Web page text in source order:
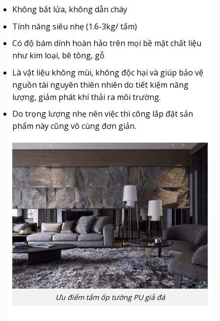
Không bắt lửa, không dẫn cháy
Tính năng siêu nhẹ (1.6-3kg/ tấm)
Có độ bám dính hoàn hảo trên mọi bề mặt chất liệu
như kim loại, bê tông, gỗ
Là vật liệu không mùi, không độc hại và giúp bảo vệ
nguồn tài nguyên thiên nhiên do tiết kiệm năng
lượng, giảm phát khí thải ra môi trường.
Do trọng lượng nhẹ nên việc thi công lắp đặt sản
phẩm này cũng vô cùng đơn giản.
Ưu điểm tấm ốp tường PU giả đá